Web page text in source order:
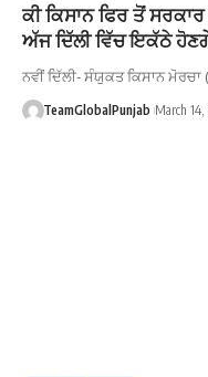
ਕੀ ਕਿਸਾਨ ਫਿਰ ਤੋਂ
ਅੱਜ ਦਿੱਲੀ ਵਿੱਚ ਇਕੱਠੇ
ਨਵੀਂ ਦਿੱਲੀ- ਸੰਯੁਕਤ ਕਿਸਾਨ
TeamGlobalPunjab March 14,